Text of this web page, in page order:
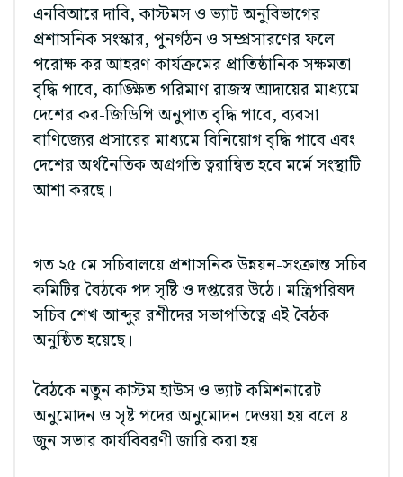
এনবিআরে দাবি, কাস্টমস ও ভ্যাট অনুবিভাগের
প্রশাসনিক সংস্কার, পুনর্গঠন ও সম্প্রসারণের ফলে
পরোক্ষ কর আহরণ কার্যক্রমের প্রাতিষ্ঠানিক সক্ষমতা
বৃদ্ধি পাবে, কাঙ্ক্ষিত পরিমাণ রাজস্ব আদায়ের মাধ্যমে
দেশের কর-জিডিপি অনুপাত বৃদ্ধি পাবে, ব্যবসা
বাণিজ্যের প্রসারের মাধ্যমে বিনিয়োগ বৃদ্ধি পাবে এবং
দেশের অর্থনৈতিক অগ্রগতি ত্বরান্বিত হবে মর্মে সংস্থাটি
আশা করছে।
গত ২৫ মে সচিবালয়ে প্রশাসনিক উন্নয়ন-সংক্রান্ত সচিব
কমিটির বৈঠকে পদ সৃষ্টি ও দপ্তরের উঠে। মন্ত্রিপরিষদ
সচিব শেখ আব্দুর রশীদের সভাপতিত্বে এই বৈঠক
অনুষ্ঠিত হয়েছে।
বৈঠকে নতুন কাস্টম হাউস ও ভ্যাট কমিশনারেট
অনুমোদন ও সৃষ্ট পদের অনুমোদন দেওয়া হয় বলে ৪
জুন সভার কার্যবিবরণী জারি করা হয়।